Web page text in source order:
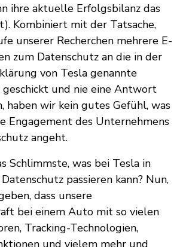
ihre aktuelle Erfolgsbilanz das
Kombiniert mit der Tatsache,
unserer Recherchen mehrere E-
zum Datenschutz an die in der
von Tesla genannte
und nie eine Antwort
haben wir kein gutes Gefühl, was
Engagement des Unternehmens
angeht.
Schlimmste, was bei Tesla in
passieren kann? Nun,
dass unsere
bei einem Auto mit so vielen
Tracking-Technologien,
und vielem mehr und